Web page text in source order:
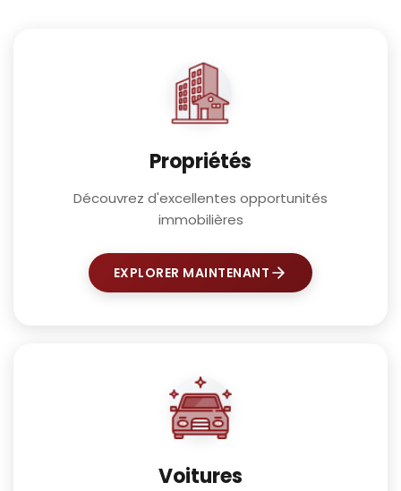
Propriétés
Découvrez d'excellentes opportunités
immobilières
EXPLORER MAINTENANT
Voitures